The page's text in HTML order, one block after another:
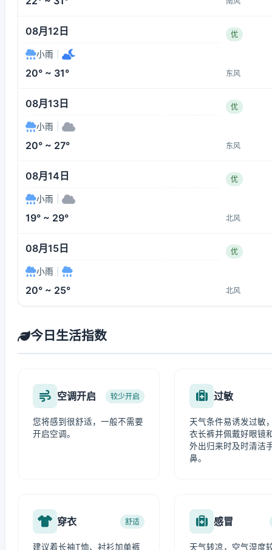
08月12日 优
小雨
20° ~ 31° 东风
08月13日 优
小雨
20° ~ 27° 东风
08月14日 优
小雨
19° ~ 29° 北风
08月15日 优
小雨
20° ~ 25° 北风
今日生活指数
空调开启 较少开启
您将感到很舒适，一般不需要
开启空调。
过敏
天气条件易诱发过敏
衣长裤并佩戴好眼镜
外出归来时及时清洁
鼻。
穿衣 舒适
建议着长袖T恤、衬衫加单裤
感冒
天气转凉，空气湿度